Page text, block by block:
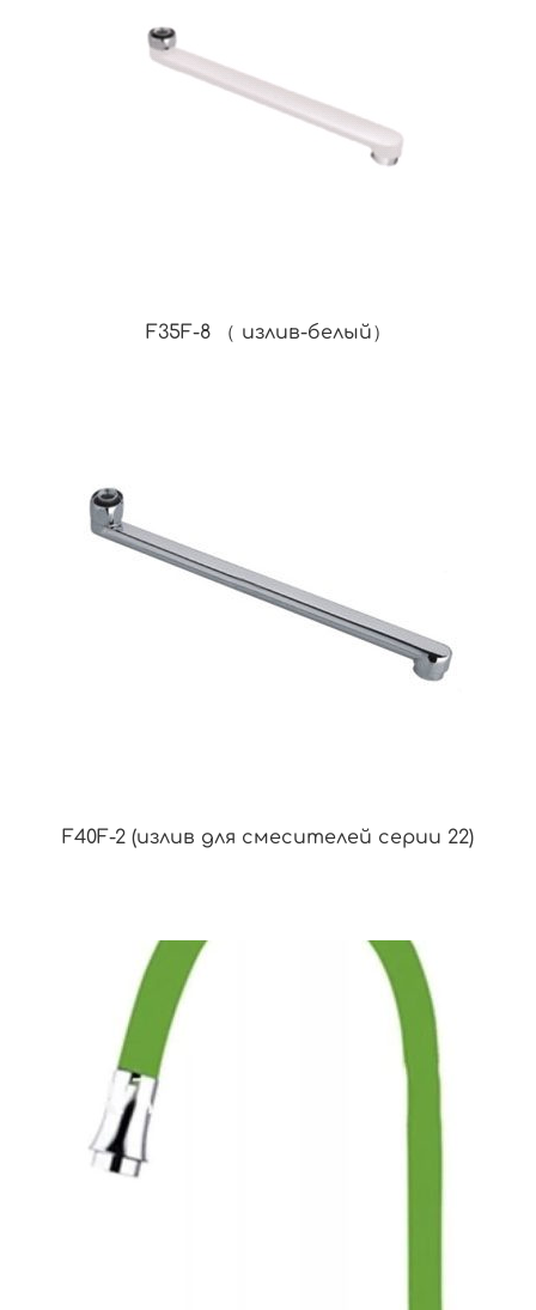
F35F-8 （ излив-белый）
F40F-2 (излив для смесителей серии 22)